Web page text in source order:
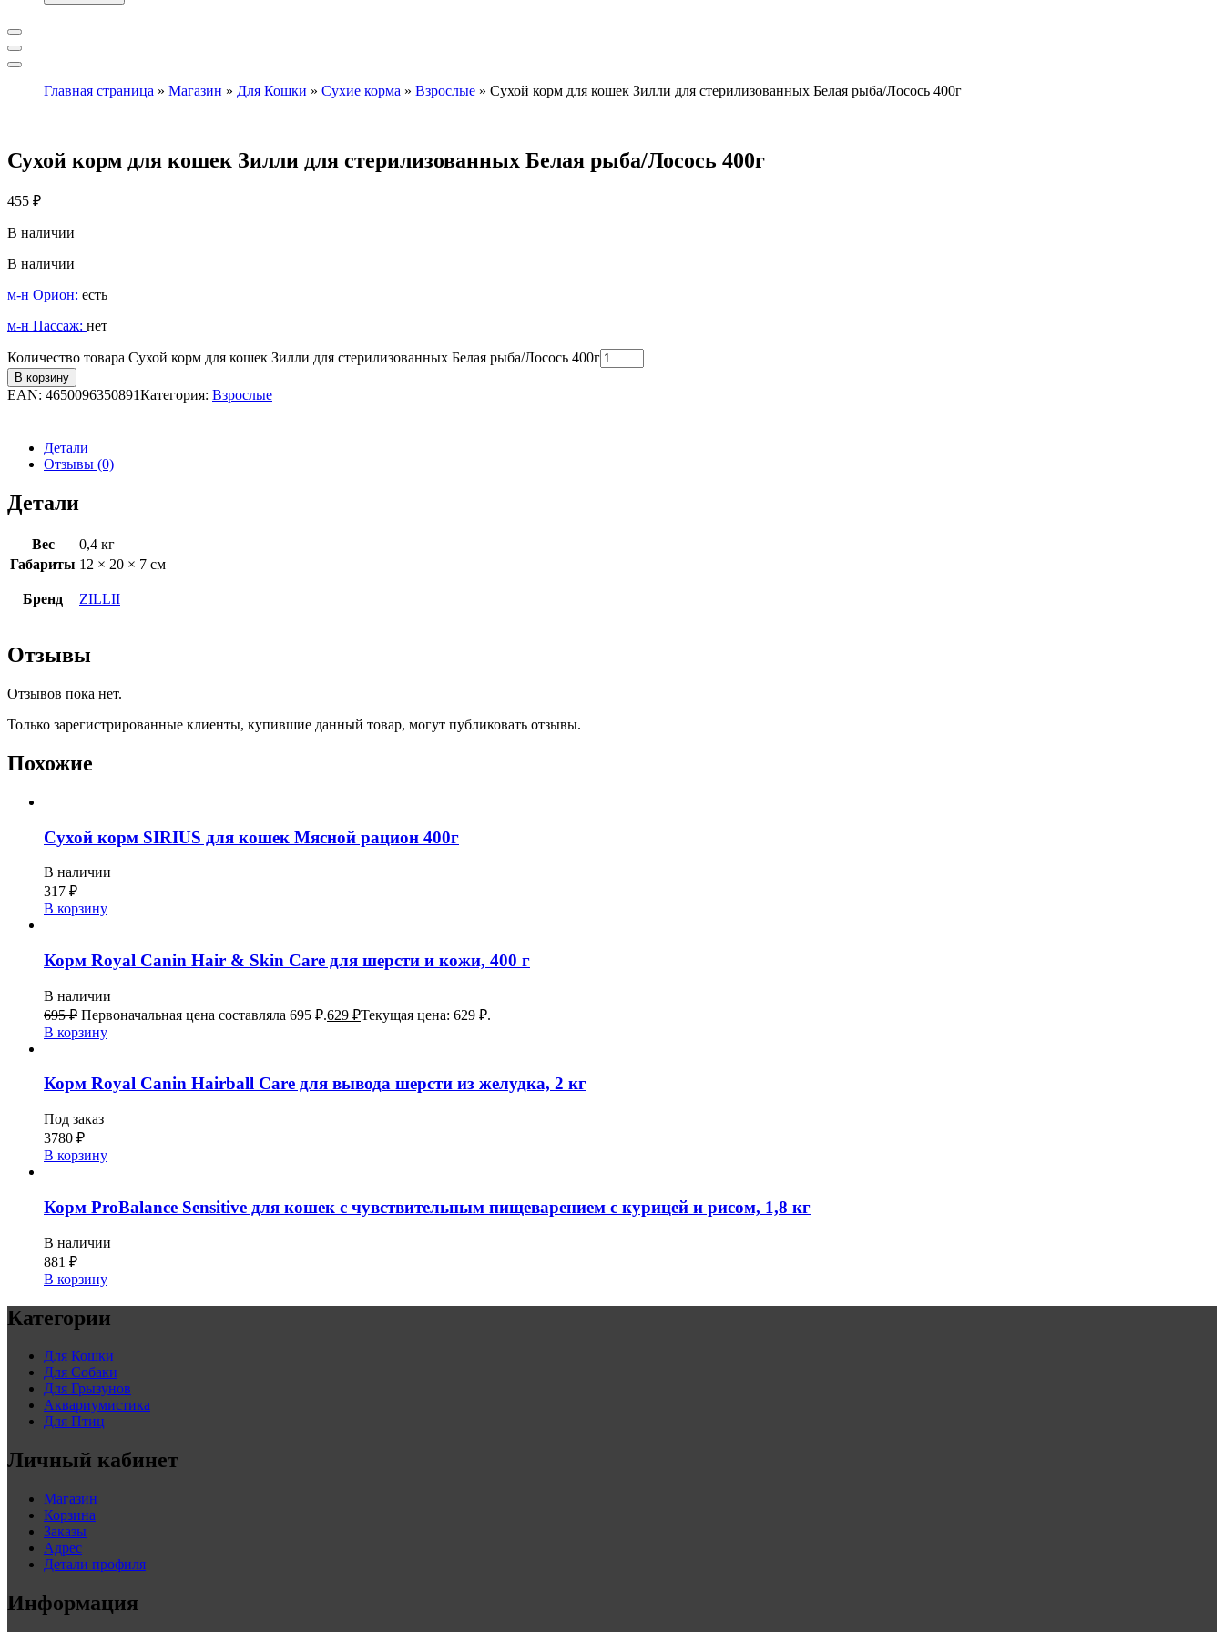
Главная страница » Магазин » Для Кошки » Сухие корма » Взрослые » Сухой корм для кошек Зилли для стерилизованных Белая рыба/Лосось 400г
Сухой корм для кошек Зилли для стерилизованных Белая рыба/Лосось 400г
455 ₽
В наличии
В наличии
м-н Орион: есть
м-н Пассаж: нет
Количество товара Сухой корм для кошек Зилли для стерилизованных Белая рыба/Лосось 400г
В корзину
EAN: 4650096350891Категория: Взрослые
Детали
Отзывы (0)
Детали
Вес
0,4 кг
Габариты 12 × 20 × 7 см
Бренд ZILLII
Отзывы
Отзывов пока нет.
Только зарегистрированные клиенты, купившие данный товар, могут публиковать отзывы.
Похожие
Сухой корм SIRIUS для кошек Мясной рацион 400г
В наличии
317 ₽
В корзину
Корм Royal Canin Hair & Skin Care для шерсти и кожи, 400 г
В наличии
695₽ Первоначальная цена составляла 695 ₽.629 ₽Текущая цена: 629 ₽.
В корзину
Корм Royal Canin Hairball Care для вывода шерсти из желудка, 2 кг
Под заказ
3780 ₽
В корзину
Корм ProBalance Sensitive для кошек с чувствительным пищеварением с курицей и рисом, 1,8 кг
В наличии
881 ₽
В корзину
Категории
Для Кошки
Для Собаки
Для Грызунов
Аквариумистика
Для Птиц
Личный кабинет
Магазин
Корзина
Заказы
Адрес
Детали профиля
Информация